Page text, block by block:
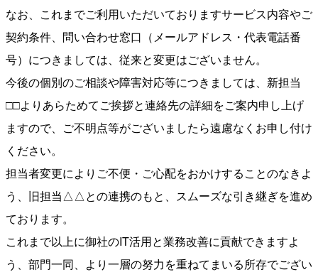
なお、これまでご利用いただいておりますサービス内容やご
契約条件、問い合わせ窓口（メールアドレス・代表電話番
号）につきましては、従来と変更はございません。
今後の個別のご相談や障害対応等につきましては、新担当
□□よりあらためてご挨拶と連絡先の詳細をご案内申し上げ
ますので、ご不明点等がございましたら遠慮なくお申し付け
ください。
担当者変更によりご不便・ご心配をおかけすることのなきよ
う、旧担当△△との連携のもと、スムーズな引き継ぎを進め
ております。
これまで以上に御社のIT活用と業務改善に貢献できますよ
う、部門一同、より一層の努力を重ねてまいる所存でござい